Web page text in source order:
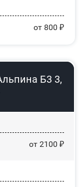
от 800 ₽
Б3 3,
от 2100 ₽